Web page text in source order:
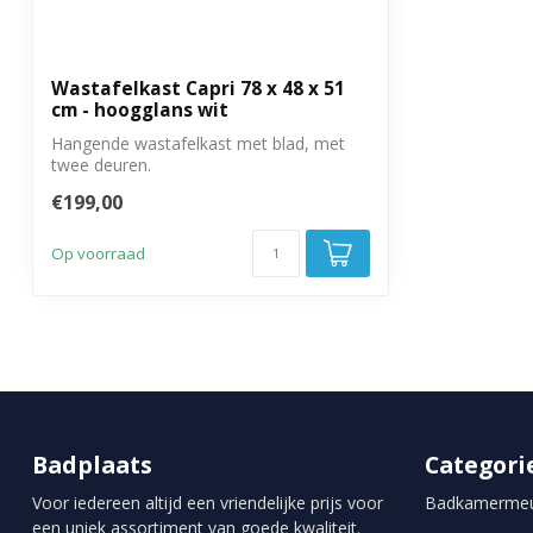
Wastafelkast Capri 78 x 48 x 51
cm - hoogglans wit
Hangende wastafelkast met blad, met
twee deuren.
€199,00
Op voorraad
Badplaats
Voor iedereen altijd een vriendelijke prijs voor
een uniek assortiment van goede kwaliteit.